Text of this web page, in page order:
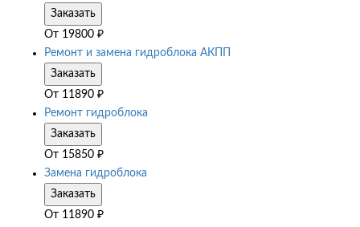
Заказать
От 19800 ₽
Ремонт и замена гидроблока АКПП
Заказать
От 11890 ₽
Ремонт гидроблока
Заказать
От 15850 ₽
Замена гидроблока
Заказать
От 11890 ₽